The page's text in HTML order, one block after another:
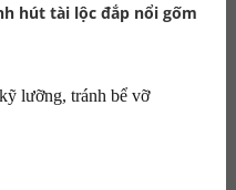
hút tài lộc đắp nổi gốm